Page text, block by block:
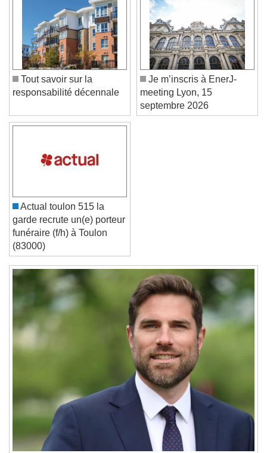
Color Opacity
Caption Area Background
Color Opacity
Font Size
Font Family
Close Modal Dialog
End of dialog window.
Tout savoir sur la
Je m’inscris à EnerJ-
meeting Lyon, 15
septembre 2026
Actual toulon 515 la
garde recrute un(e) porteur
funéraire (f/h) à Toulon
(83000)